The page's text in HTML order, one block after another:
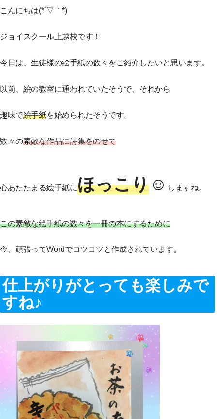
こんにちは(*´▽｀*)
ジョイスクール上越校です！
今日は、生徒様の絵手紙の数々をご紹介したいと思います。
以前、絵の教室に通われていたそうで、それから
趣味で絵手紙を始められたそうです。
数々の素敵な作品に詩集をのせて
心あたたまる絵手紙にほっこり☺ しますね。
この素敵な絵手紙の数々を一冊の本にするために
今、頑張ってWordでコツコツと作成されています。
仕上がりがとっても楽しみで
すね♪